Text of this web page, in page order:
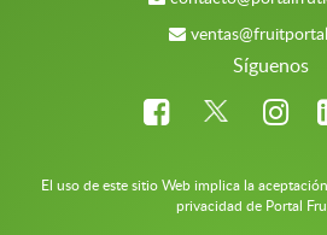
Síguenos
El uso de este sitio Web implica la
privacidad de Portal